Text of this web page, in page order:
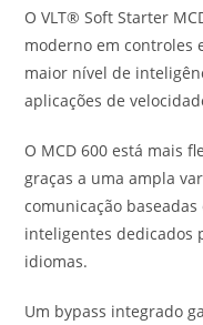
O VLT® Soft Starter
moderno em controles
maior nível de
aplicações de
O MCD 600 está mais
graças a uma ampla
comunicação
inteligentes dedicados
idiomas.
Um bypass integrado